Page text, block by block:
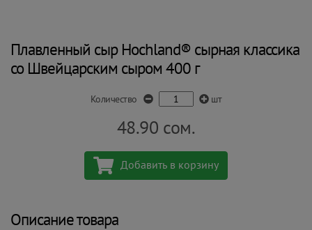
Плавленный сыр Hochland® сырная классика
со Швейцарским сыром 400 г
Количество шт
48.90 сом.
Добавить в корзину
Описание товара